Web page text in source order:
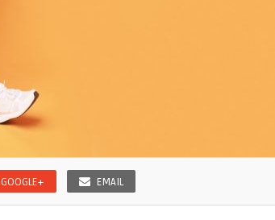
GOOGLE+ EMAIL